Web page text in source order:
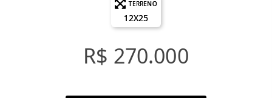
TERRENO
12X25
R$ 270.000